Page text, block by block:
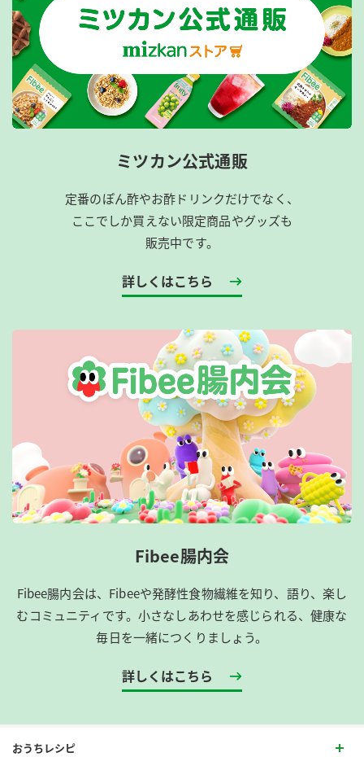
ミツカン公式通販
定番のぽん酢やお酢ドリンクだけでなく、
ここでしか買えない限定商品やグッズも
販売中です。
詳しくはこちら
Fibee腸内会
Fibee腸内会は、​Fibeeや発酵性食物繊維を知り、語り、楽し
むコミュニティです。​小さなしあわせを感じられる、健康な
毎日を一緒につくりましょう。
詳しくはこちら
おうちレシピ